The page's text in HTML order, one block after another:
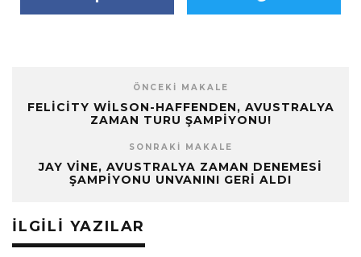
ÖNCEKI MAKALE
FELICITY WILSON-HAFFENDEN, AVUSTRALYA
ZAMAN TURU ŞAMPIYONU!
SONRAKI MAKALE
JAY VINE, AVUSTRALYA ZAMAN DENEMESI
ŞAMPIYONU UNVANINI GERI ALDI
İLGILI YAZILAR